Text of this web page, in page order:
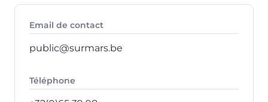
Email de contact
public@surmars.be
Téléphone